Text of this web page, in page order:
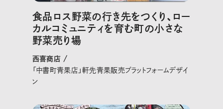
食品ロス野菜の行き先をつくり、ロー
カルコミュニティを育む町の小さな
野菜売り場
西喜商店 /
「中書町青果店」軒先青果販売プラットフォームデザイ
ン